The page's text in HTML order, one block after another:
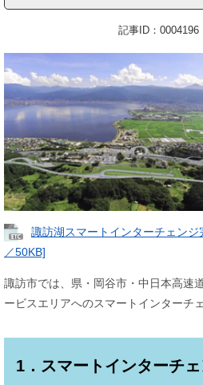
記事ID：0004196
諏訪湖スマートインターチェン
／50KB]
諏訪市では、県・岡谷市・中日本高速
ービスエリアへのスマートインターチ
1．スマートインターチ